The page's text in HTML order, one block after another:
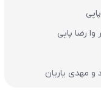
رضا پاپی
و مهدی یاریان